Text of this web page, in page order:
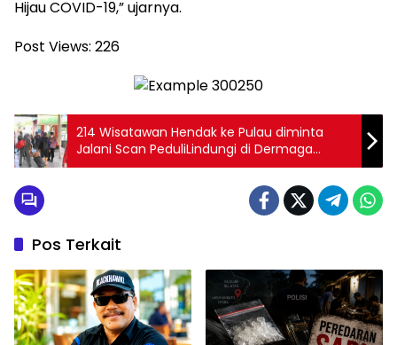
Hijau COVID-19,” ujarnya.
Post Views: 226
214 Wisatawan Hendak ke Pulau diminta
Jalani Scan PeduliLindungi di Dermaga
Keberangkatan Marina Ancol
Pos Terkait